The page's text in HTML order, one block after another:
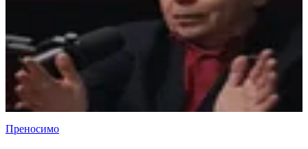
Преносимо